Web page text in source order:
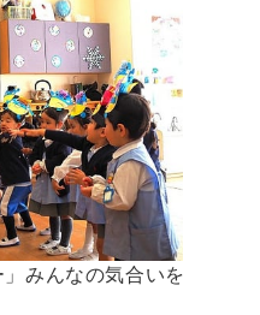
」みんなの気合いを